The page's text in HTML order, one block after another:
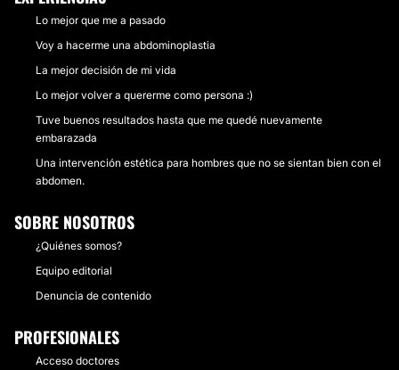
Lo mejor que me a pasado
Voy a hacerme una abdominoplastia
La mejor decisión de mi vida
Lo mejor volver a quererme como persona :)
Tuve buenos resultados hasta que me quedé nuevamente
embarazada
Una intervención estética para hombres que no se sientan bien con el
abdomen.
SOBRE NOSOTROS
¿Quiénes somos?
Equipo editorial
Denuncia de contenido
PROFESIONALES
Acceso doctores